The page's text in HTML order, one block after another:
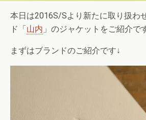
本日は2016S/Sより新たに取り扱わ
ド「山内 」のジャケットをご紹介で
まずはブランドのご紹介です↓